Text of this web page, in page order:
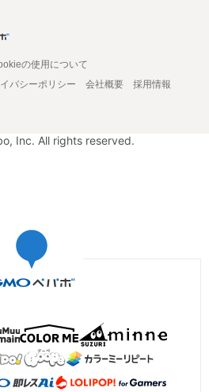
の使用について
バシーポリシー 会社概要
採用情報
Inc. All rights reserved.